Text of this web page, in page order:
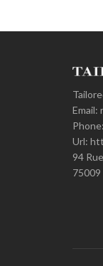
Email:
Phone:
Url:
94
75009